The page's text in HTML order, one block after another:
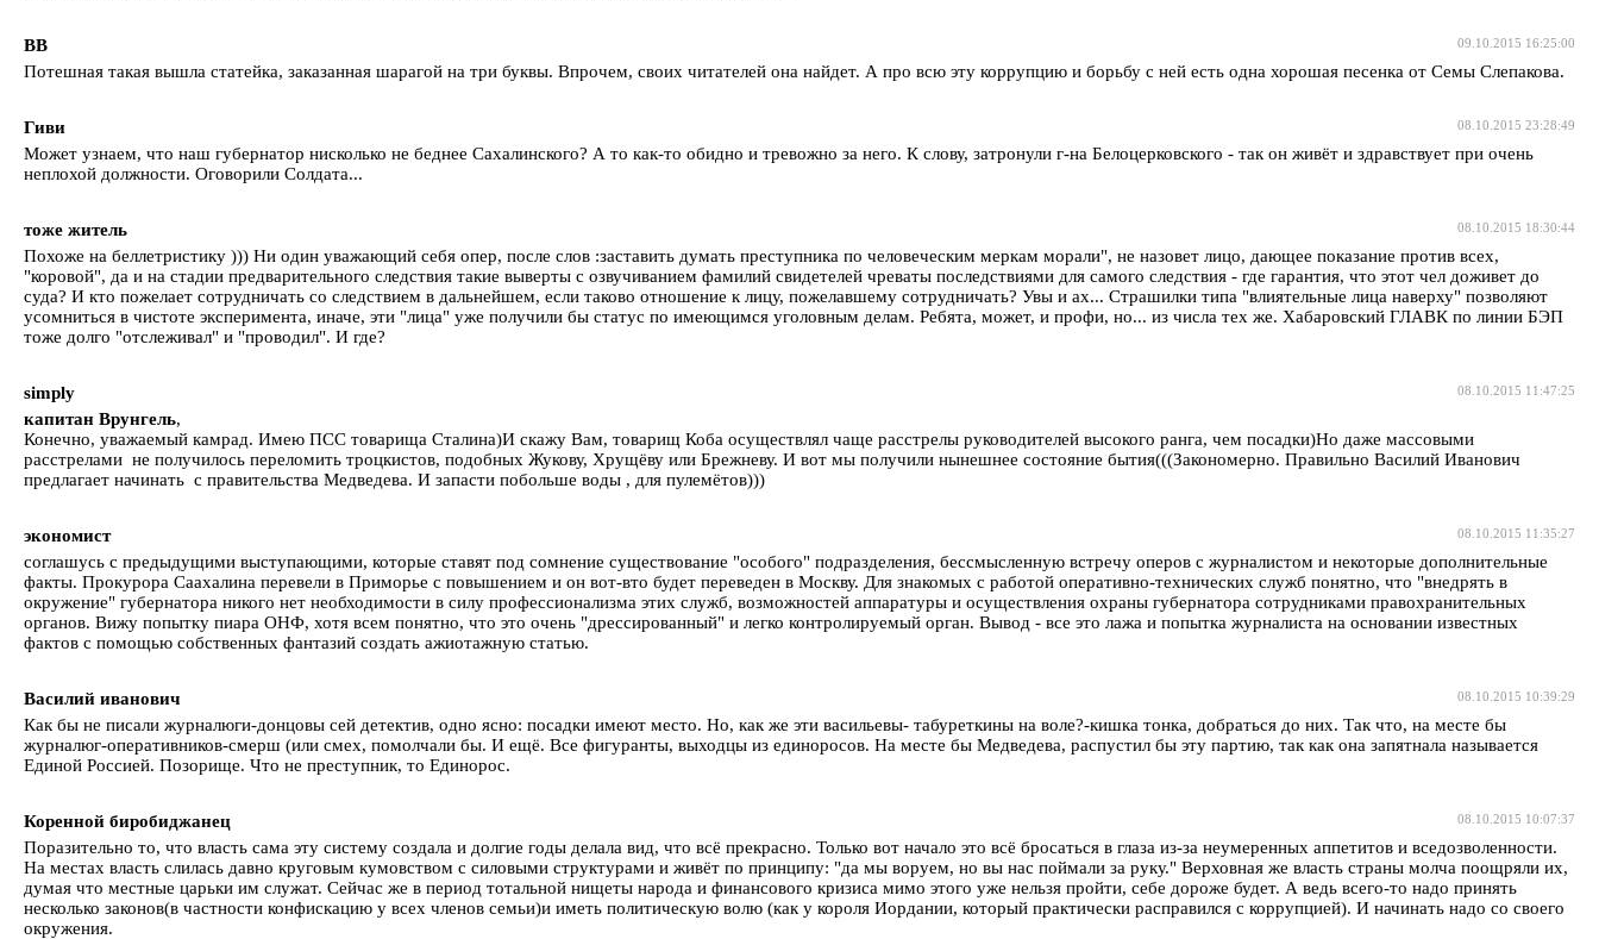
09.10.2015 16:25:00
ВВ
Потешная такая вышла статейка, заказанная шарагой на три буквы. Впрочем, своих читателей она найдет. А про всю эту коррупцию и борьбу с ней есть одна хорошая песенка от Семы Слепакова.
08.10.2015 23:28:49
Гиви
Может узнаем, что наш губернатор нисколько не беднее Сахалинского? А то как-то обидно и тревожно за него. К слову, затронули г-на Белоцерковского - так он живёт и здравствует при очень
неплохой должности. Оговорили Солдата...
08.10.2015 18:30:44
тоже житель
Похоже на беллетристику ))) Ни один уважающий себя опер, после слов :заставить думать преступника по человеческим меркам морали", не назовет лицо, дающее показание против всех,
"коровой", да и на стадии предварительного следствия такие выверты с озвучиванием фамилий свидетелей чреваты последствиями для самого следствия - где гарантия, что этот чел доживет до
суда? И кто пожелает сотрудничать со следствием в дальнейшем, если таково отношение к лицу, пожелавшему сотрудничать? Увы и ах... Страшилки типа "влиятельные лица наверху" позволяют
усомниться в чистоте эксперимента, иначе, эти "лица" уже получили бы статус по имеющимся уголовным делам. Ребята, может, и профи, но... из числа тех же. Хабаровский ГЛАВК по линии БЭП
тоже долго "отслеживал" и "проводил". И где?
08.10.2015 11:47:25
simply
капитан Врунгель,
Конечно, уважаемый камрад. Имею ПСС товарища Сталина)И скажу Вам, товарищ Коба осуществлял чаще расстрелы руководителей высокого ранга, чем посадки)Но даже массовыми
расстрелами не получилось переломить троцкистов, подобных Жукову, Хрущёву или Брежневу. И вот мы получили нынешнее состояние бытия(((Закономерно. Правильно Василий Иванович
предлагает начинать с правительства Медведева. И запасти побольше воды , для пулемётов)))
08.10.2015 11:35:27
экономист
соглашусь с предыдущими выступающими, которые ставят под сомнение существование "особого" подразделения, бессмысленную встречу оперов с журналистом и некоторые дополнительные
факты. Прокурора Саахалина перевели в Приморье с повышением и он вот-вто будет переведен в Москву. Для знакомых с работой оперативно-технических служб понятно, что "внедрять в
окружение" губернатора никого нет необходимости в силу профессионализма этих служб, возможностей аппаратуры и осуществления охраны губернатора сотрудниками правохранительных
органов. Вижу попытку пиара ОНФ, хотя всем понятно, что это очень "дрессированный" и легко контролируемый орган. Вывод - все это лажа и попытка журналиста на основании известных
фактов с помощью собственных фантазий создать ажиотажную статью.
08.10.2015 10:39:29
Василий иванович
Как бы не писали журналюги-донцовы сей детектив, одно ясно: посадки имеют место. Но, как же эти васильевы- табуреткины на воле?-кишка тонка, добраться до них. Так что, на месте бы
журналюг-оперативников-смерш (или смех, помолчали бы. И ещё. Все фигуранты, выходцы из единоросов. На месте бы Медведева, распустил бы эту партию, так как она запятнала называется
Единой Россией. Позорище. Что не преступник, то Единорос.
08.10.2015 10:07:37
Коренной биробиджанец
Поразительно то, что власть сама эту систему создала и долгие годы делала вид, что всё прекрасно. Только вот начало это всё бросаться в глаза из-за неумеренных аппетитов и вседозволенности.
На местах власть слилась давно круговым кумовством с силовыми структурами и живёт по принципу: "да мы воруем, но вы нас поймали за руку." Верховная же власть страны молча поощряли их,
думая что местные царьки им служат. Сейчас же в период тотальной нищеты народа и финансового кризиса мимо этого уже нельзя пройти, себе дороже будет. А ведь всего-то надо принять
несколько законов(в частности конфискацию у всех членов семьи)и иметь политическую волю (как у короля Иордании, который практически расправился с коррупцией). И начинать надо со своего
окружения.